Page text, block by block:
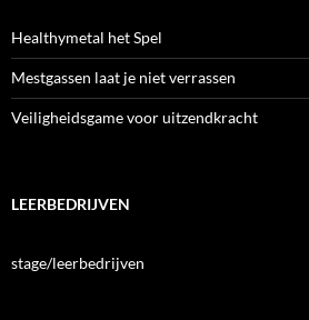
Healthymetal het Spel
Mestgassen laat je niet verrassen
Veiligheidsgame voor uitzendkracht
LEERBEDRIJVEN
stage/leerbedrijven